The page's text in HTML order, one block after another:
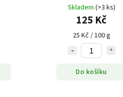
Skladem (>3 ks)
125 Kč
25 Kč / 100 g
Do košíku